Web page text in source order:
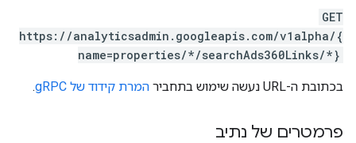
GET
https://analyticsadmin.googleapis.com/v1alpha/{
name=properties/*/searchAds360Links/*}
בכתובת ה-URL נעשה שימוש בתחביר המרת קידוד של gRPC .
פרמטרים של נתיב